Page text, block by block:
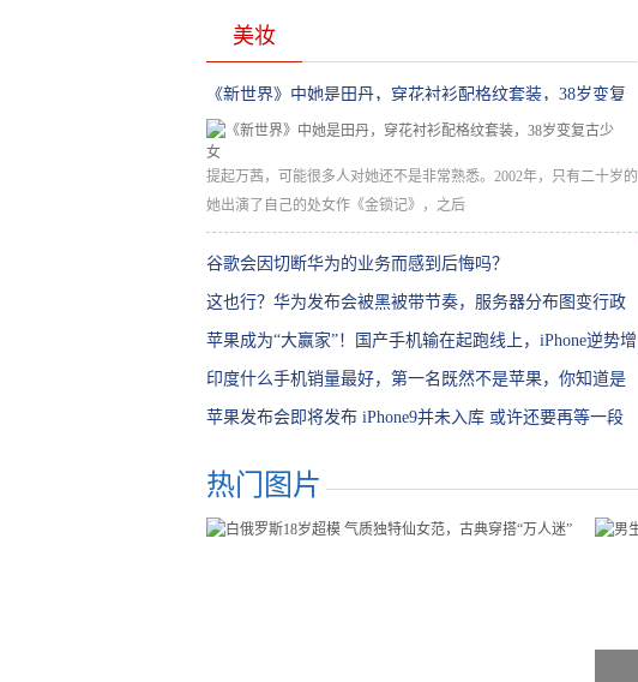
新作斩获大奖
美妆
《新世界》中她是田丹，穿花衬衫配格纹套装，38岁变复
古少女
提起万茜，可能很多人对她还不是非常熟悉。2002年，只有二十岁的
她出演了自己的处女作《金锁记》，之后
谷歌会因切断华为的业务而感到后悔吗？
这也行？华为发布会被黑被带节奏，服务器分布图变行政
地图？
苹果成为“大赢家”！国产手机输在起跑线上，iPhone逆势增
长
印度什么手机销量最好，第一名既然不是苹果，你知道是
那种品牌吗
苹果发布会即将发布 iPhone9并未入库 或许还要再等一段
热门图片